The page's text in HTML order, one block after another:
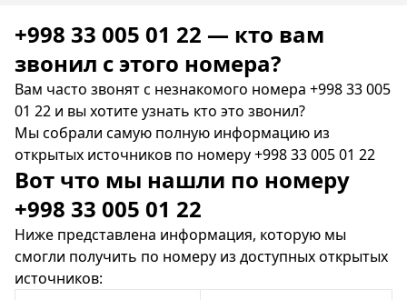
+998 33 005 01 22 — кто вам
звонил c этого номера?
Вам часто звонят с незнакомого номера +998 33 005
01 22 и вы хотите узнать кто это звонил?
Мы собрали самую полную информацию из
открытых источников по номеру +998 33 005 01 22
Вот что мы нашли по номеру
+998 33 005 01 22
Ниже представлена информация, которую мы
смогли получить по номеру из доступных открытых
источников: